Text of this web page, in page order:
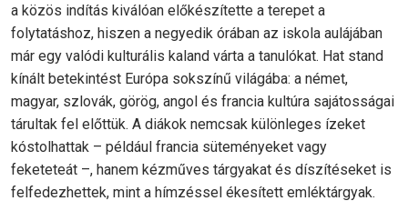
a közös indítás kiválóan előkészítette a terepet a
folytatáshoz, hiszen a negyedik órában az iskola aulájában
már egy valódi kulturális kaland várta a tanulókat. Hat stand
kínált betekintést Európa sokszínű világába: a német,
magyar, szlovák, görög, angol és francia kultúra sajátosságai
tárultak fel előttük. A diákok nemcsak különleges ízeket
kóstolhattak – például francia süteményeket vagy
feketeteát –, hanem kézműves tárgyakat és díszítéseket is
felfedezhettek, mint a hímzéssel ékesített emléktárgyak.